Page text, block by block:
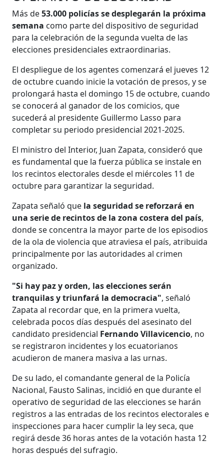
Más de53.000 policías se desplegarán la próxima
semana como parte del dispositivo de seguridad
para la celebración de la segunda vuelta de las
elecciones presidenciales extraordinarias.
El despliegue de los agentes comenzará el jueves 12
de octubre cuando inicie la votación de presos, y se
prolongará hasta el domingo 15 de octubre, cuando
se conocerá al ganador de los comicios, que
sucederá al presidente Guillermo Lasso para
completar su periodo presidencial 2021-2025.
El ministro del Interior, Juan Zapata, consideró que
es fundamental que la fuerza pública se instale en
los recintos electorales desde el miércoles 11 de
octubre para garantizar la seguridad.
Zapata señaló que la seguridad se reforzará en
una serie de recintos de la zona costera del país,
donde se concentra la mayor parte de los episodios
de la ola de violencia que atraviesa el país, atribuida
principalmente por las autoridades al crimen
organizado.
"Si hay paz y orden, las elecciones serán
tranquilas y triunfará la democracia", señaló
Zapata al recordar que, en la primera vuelta,
celebrada pocos días después del asesinato del
candidato presidencial Fernando Villavicencio, no
se registraron incidentes y los ecuatorianos
acudieron de manera masiva a las urnas.
De su lado, el comandante general de la Policía
Nacional, Fausto Salinas, incidió en que durante el
operativo de seguridad de las elecciones se harán
registros a las entradas de los recintos electorales e
inspecciones para hacer cumplir la ley seca, que
regirá desde 36 horas antes de la votación hasta 12
horas después del sufragio.